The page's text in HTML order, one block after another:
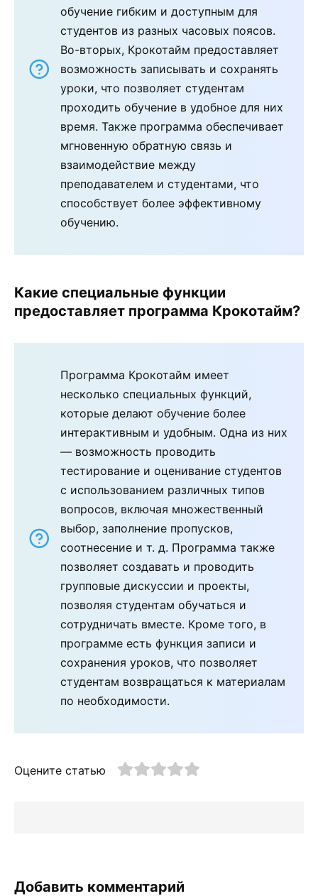
обучение гибким и доступным для
студентов из разных часовых поясов.
Во-вторых, Крокотайм предоставляет
возможность записывать и сохранять
уроки, что позволяет студентам
проходить обучение в удобное для них
время. Также программа обеспечивает
мгновенную обратную связь и
взаимодействие между
преподавателем и студентами, что
способствует более эффективному
обучению.
Какие специальные функции
предоставляет программа Крокотайм?
Программа Крокотайм имеет
несколько специальных функций,
которые делают обучение более
интерактивным и удобным. Одна из них
— возможность проводить
тестирование и оценивание студентов
с использованием различных типов
вопросов, включая множественный
выбор, заполнение пропусков,
соотнесение и т. д. Программа также
позволяет создавать и проводить
групповые дискуссии и проекты,
позволяя студентам обучаться и
сотрудничать вместе. Кроме того, в
программе есть функция записи и
сохранения уроков, что позволяет
студентам возвращаться к материалам
по необходимости.
Оцените статью
Добавить комментарий